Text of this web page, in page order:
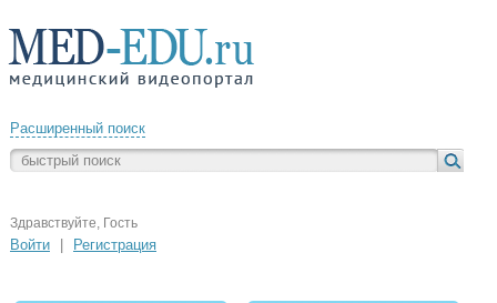
Расширенный поиск
Здравствуйте, Гость
Войти Регистрация